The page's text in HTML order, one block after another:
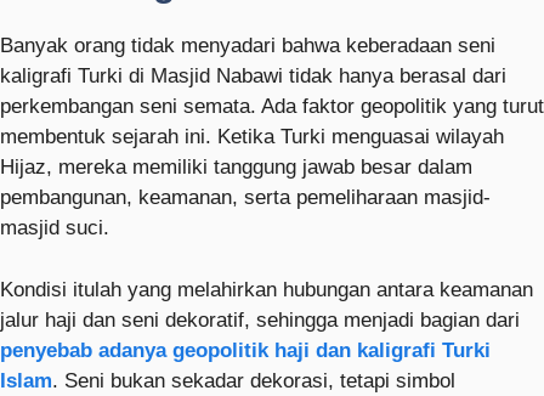
Banyak orang tidak menyadari bahwa keberadaan seni
kaligrafi Turki di Masjid Nabawi tidak hanya berasal dari
perkembangan seni semata. Ada faktor geopolitik yang turut
membentuk sejarah ini. Ketika Turki menguasai wilayah
Hijaz, mereka memiliki tanggung jawab besar dalam
pembangunan, keamanan, serta pemeliharaan masjid-
masjid suci.
Kondisi itulah yang melahirkan hubungan antara keamanan
jalur haji dan seni dekoratif, sehingga menjadi bagian dari
penyebab adanya geopolitik haji dan kaligrafi Turki
Islam. Seni bukan sekadar dekorasi, tetapi simbol